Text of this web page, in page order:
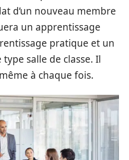
d’un nouveau membre
un apprentissage
pratique et un
type salle de classe. Il
à chaque fois.